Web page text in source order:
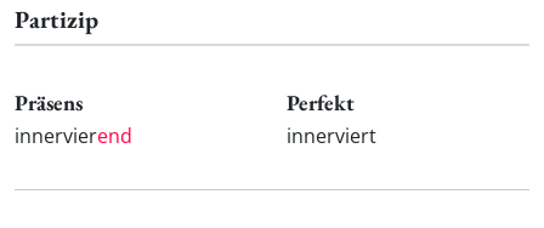
Partizip
Präsens
innervierend
Perfekt
innerviert